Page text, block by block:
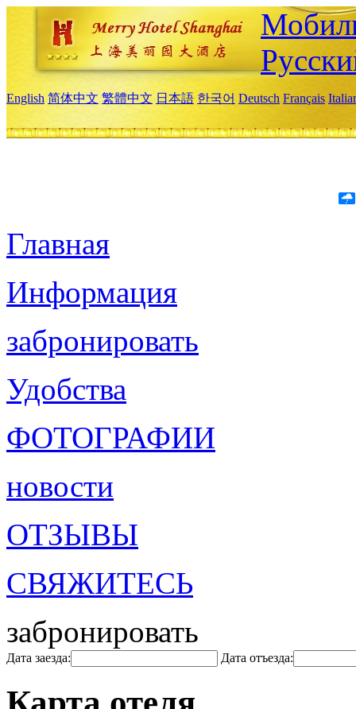
English 简体中文 繁體中文 日本語 한국어 Deutsch Français
Главная
Информация
забронировать
Удобства
ФОТОГРАФИИ
новости
ОТЗЫВЫ
СВЯЖИТЕСЬ
забронировать
Дата заезда: Дата отъезда: